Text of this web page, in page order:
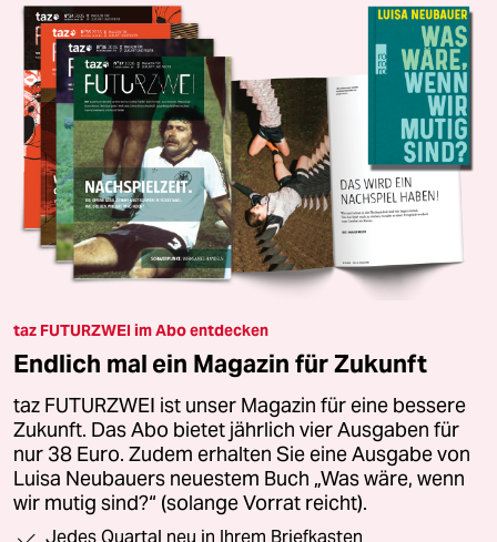
taz FUTURZWEI im Abo entdecken
Endlich mal ein Magazin für Zukunft
taz FUTURZWEI ist unser Magazin für eine bessere
Zukunft. Das Abo bietet jährlich vier Ausgaben für
nur 38 Euro. Zudem erhalten Sie eine Ausgabe von
Luisa Neubauers neuestem Buch „Was wäre, wenn
wir mutig sind?“ (solange Vorrat reicht).
Jedes Quartal neu in Ihrem Briefkasten